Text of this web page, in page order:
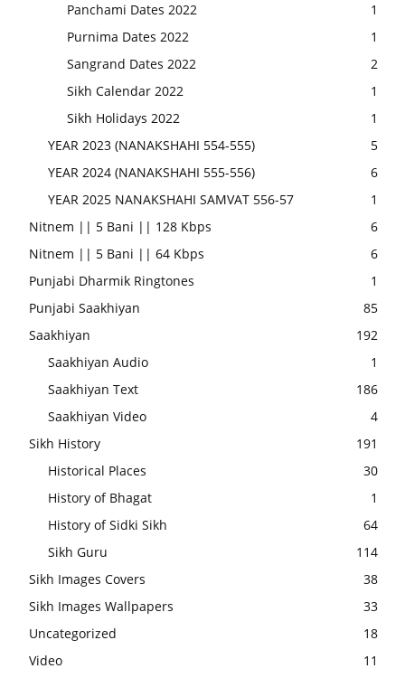
Panchami Dates 2022
1
Purnima Dates 2022
1
Sangrand Dates 2022
2
Sikh Calendar 2022
1
Sikh Holidays 2022
1
YEAR 2023 (NANAKSHAHI 554-555)
5
YEAR 2024 (NANAKSHAHI 555-556)
6
YEAR 2025 NANAKSHAHI SAMVAT 556-57
1
Nitnem || 5 Bani || 128 Kbps
6
Nitnem || 5 Bani || 64 Kbps
6
Punjabi Dharmik Ringtones
1
Punjabi Saakhiyan
85
Saakhiyan
192
Saakhiyan Audio
1
Saakhiyan Text
186
Saakhiyan Video
4
Sikh History
191
Historical Places
30
History of Bhagat
1
History of Sidki Sikh
64
Sikh Guru
114
Sikh Images Covers
38
Sikh Images Wallpapers
33
Uncategorized
18
Video
11